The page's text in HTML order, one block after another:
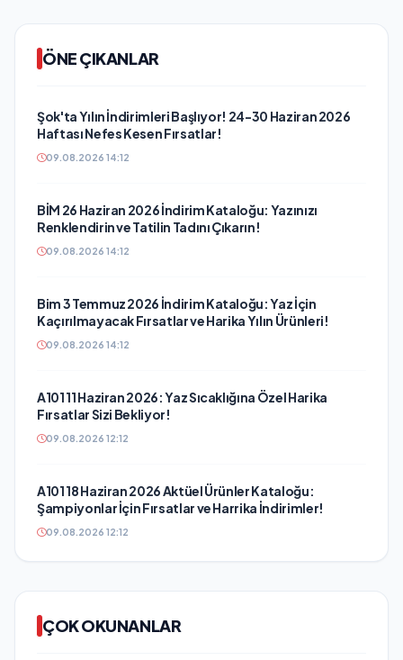
ÖNE ÇIKANLAR
Şok'ta Yılın İndirimleri Başlıyor! 24-30 Haziran 2026
Haftası Nefes Kesen Fırsatlar!
09.08.2026 14:12
BİM 26 Haziran 2026 İndirim Kataloğu: Yazınızı
Renklendirin ve Tatilin Tadını Çıkarın!
09.08.2026 14:12
Bim 3 Temmuz 2026 İndirim Kataloğu: Yaz İçin
Kaçırılmayacak Fırsatlar ve Harika Yılın Ürünleri!
09.08.2026 14:12
A101 11 Haziran 2026: Yaz Sıcaklığına Özel Harika
Fırsatlar Sizi Bekliyor!
09.08.2026 12:12
A101 18 Haziran 2026 Aktüel Ürünler Kataloğu:
Şampiyonlar İçin Fırsatlar ve Harrika İndirimler!
09.08.2026 12:12
ÇOK OKUNANLAR